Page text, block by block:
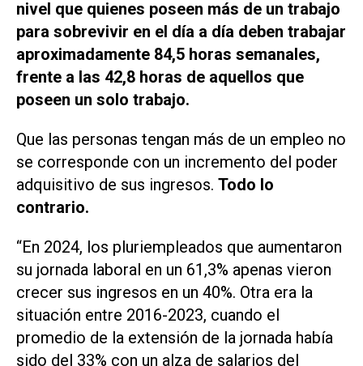
nivel que quienes poseen más de un trabajo
para sobrevivir en el día a día deben trabajar
aproximadamente 84,5 horas semanales,
frente a las 42,8 horas de aquellos que
poseen un solo trabajo.
Que las personas tengan más de un empleo no
se corresponde con un incremento del poder
adquisitivo de sus ingresos. Todo lo
contrario.
“En 2024, los pluriempleados que aumentaron
su jornada laboral en un 61,3% apenas vieron
crecer sus ingresos en un 40%. Otra era la
situación entre 2016-2023, cuando el
promedio de la extensión de la jornada había
sido del 33% con un alza de salarios del